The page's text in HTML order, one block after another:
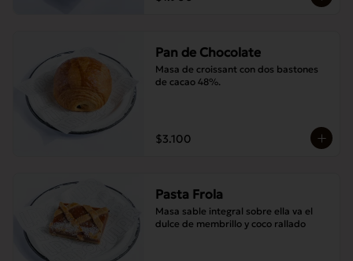
Pan de Chocolate
Masa de croissant con dos bastones
de cacao 48%.
$3.100
Pasta Frola
Masa sable integral sobre ella va el
dulce de membrillo y coco rallado